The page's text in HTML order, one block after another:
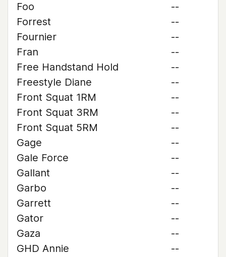
Foo
--
Forrest
--
Fournier
--
Fran
--
Free Handstand Hold
--
Freestyle Diane
--
Front Squat 1RM
--
Front Squat 3RM
--
Front Squat 5RM
--
Gage
--
Gale Force
--
Gallant
--
Garbo
--
Garrett
--
Gator
--
Gaza
--
GHD Annie
--